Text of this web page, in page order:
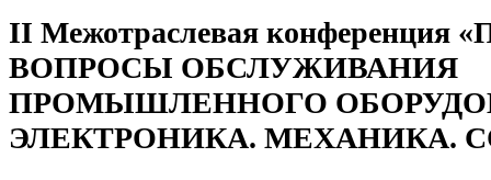
II Межотраслевая
ВОПРОСЫ ОБСЛУЖИВАНИЯ
ПРОМЫШЛЕННОГО
ЭЛЕКТРОНИКА. МЕХАНИКА.